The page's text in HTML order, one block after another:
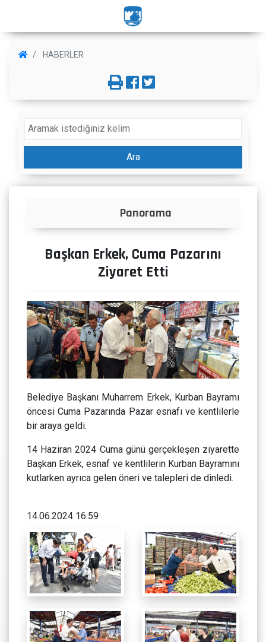
HABERLER
Ara
Panorama
Başkan Erkek, Cuma Pazarını
Ziyaret Etti
Belediye Başkanı Muharrem Erkek, Kurban Bayramı
öncesi Cuma Pazarında Pazar esnafı ve kentlilerle
bir araya geldi.
14 Haziran 2024 Cuma günü gerçekleşen ziyarette
Başkan Erkek, esnaf ve kentlilerin Kurban Bayramını
kutlarken ayrıca gelen öneri ve talepleri de dinledi.
14.06.2024 16:59